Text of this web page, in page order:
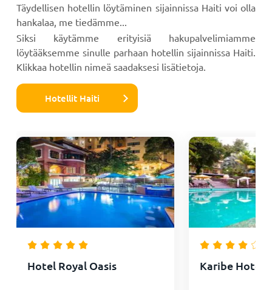
Täydellisen hotellin löytäminen sijainnissa Haiti voi olla
hankalaa, me tiedämme...
Siksi käytämme erityisiä hakupalvelimiamme
löytääksemme sinulle parhaan hotellin sijainnissa Haiti.
Klikkaa hotellin nimeä saadaksesi lisätietoja.
Hotellit Haiti
Hotel Royal Oasis Karibe Hotel